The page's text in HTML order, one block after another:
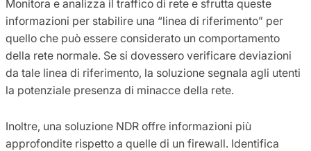
Monitora e analizza il traffico di rete e sfrutta queste
informazioni per stabilire una “linea di riferimento” per
quello che può essere considerato un comportamento
della rete normale. Se si dovessero verificare deviazioni
da tale linea di riferimento, la soluzione segnala agli utenti
la potenziale presenza di minacce della rete.
Inoltre, una soluzione NDR offre informazioni più
approfondite rispetto a quelle di un firewall. Identifica